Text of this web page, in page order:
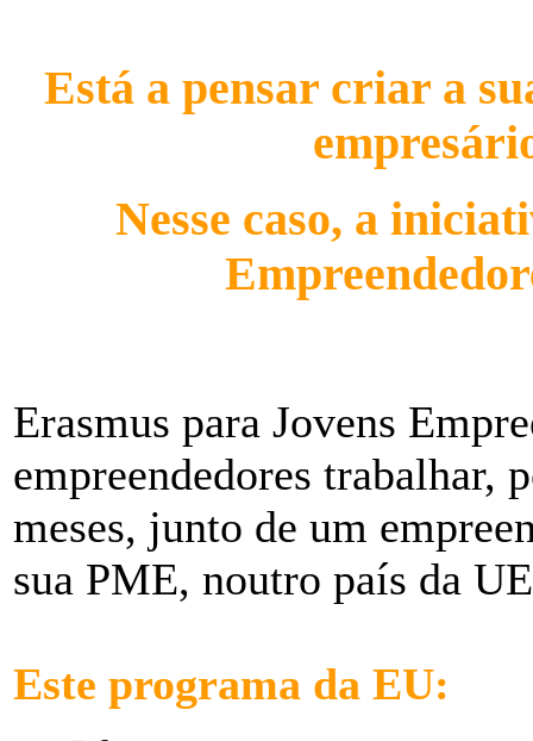
Está a pensar criar a
Nesse caso, a
Erasmus para Jovens
empreendedores trabalhar,
meses, junto de um
sua PME, noutro país da
Este programa da EU: